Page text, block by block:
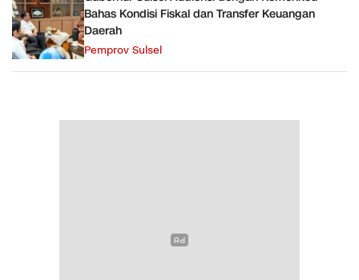
Bahas Kondisi Fiskal dan Transfer Keuangan
Daerah
Pemprov Sulsel